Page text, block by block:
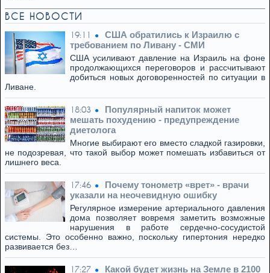
ВСЕ НОВОСТИ
19:11
США обратились к Израилю с
требованием по Ливану - СМИ
США усиливают давление на Израиль на фоне
продолжающихся переговоров и рассчитывают
добиться новых договоренностей по ситуации в
Ливане.
18:03
Популярный напиток может
мешать похудению - предупреждение
диетолога
Многие выбирают его вместо сладкой газировки,
не подозревая, что такой выбор может помешать избавиться от
лишнего веса.
17:46
Почему тонометр «врет» - врачи
указали на неочевидную ошибку
Регулярное измерение артериального давления
дома позволяет вовремя заметить возможные
нарушения в работе сердечно-сосудистой
системы. Это особенно важно, поскольку гипертония нередко
развивается без…
17:27
Какой будет жизнь на Земле в 2100